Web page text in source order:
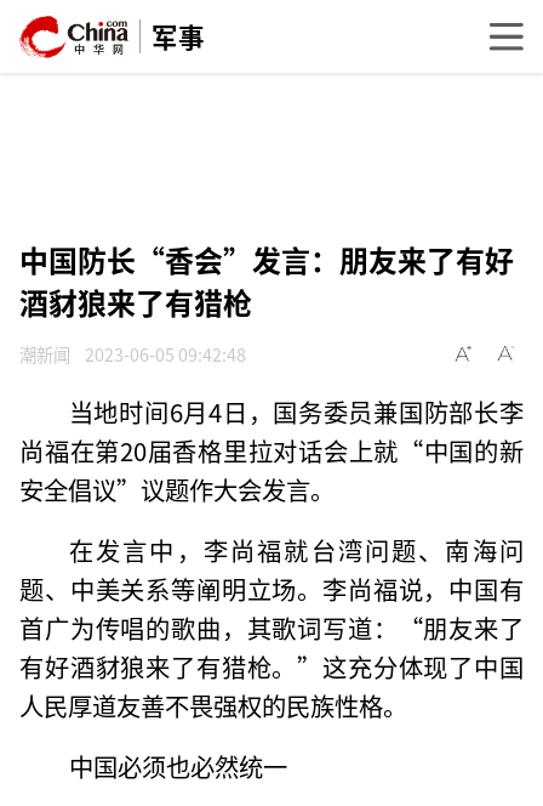
军事
中国防长“香会”发言：朋友来了有好
酒豺狼来了有猎枪
潮新闻 2023-06-05 09:42:48
当地时间6月4日，国务委员兼国防部长李
尚福在第20届香格里拉对话会上就“中国的新
安全倡议”议题作大会发言。
在发言中，李尚福就台湾问题、南海问
题、中美关系等阐明立场。李尚福说，中国有
首广为传唱的歌曲，其歌词写道：“朋友来了
有好酒豺狼来了有猎枪。”这充分体现了中国
人民厚道友善不畏强权的民族性格。
中国必须也必然统一